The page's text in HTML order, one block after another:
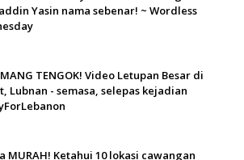
Yasin nama sebenar! ~ Wordless
TENGOK! Video Letupan Besar di
Lubnan - semasa, selepas kejadian
MURAH! Ketahui 10 lokasi cawangan